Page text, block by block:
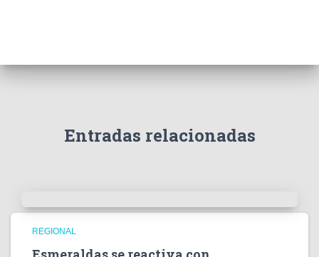
Entradas relacionadas
REGIONAL